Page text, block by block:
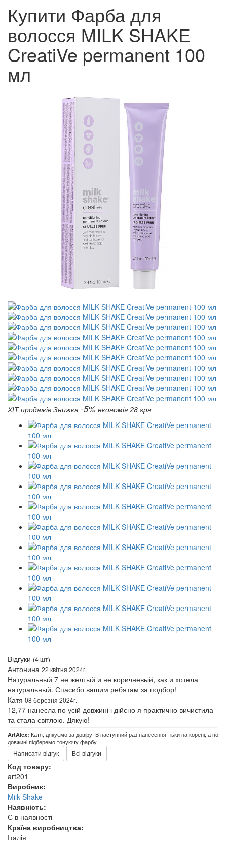
Купити Фарба для
волосся MILK SHAKE
CreatiVe permanent 100
мл
ХІТ продажів Знижка -5% економія 28 грн
Відгуки (4 шт)
Антонина 22 квітня 2024г.
Натуральный 7 не желтый и не коричневый, как и хотела
натуральный. Спасибо вашим ребятам за подбор!
Катя 08 березня 2024г.
12,77 нанесла по усій довжині і дійсно я практично вичистила
та стала світлою. Дякую!
ArtAlex: Катя, дякуємо за довіру! В наступний раз нанесення тіьки на корені, а по
довжині підберемо тонуючу фарбу
Написати відгук Всі відгуки
Код товару:
art201
Виробник:
Milk Shake
Наявність:
Є в наявності
Країна виробництва:
Італія